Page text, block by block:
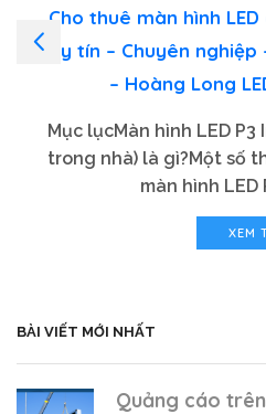
Cho thuê màn hình
Uy tín – Chuyên
– Hoàng Long
Mục lụcMàn hình LED P3
trong nhà) là gì?Một số
màn hình LED
XEM
BÀI VIẾT MỚI NHẤT
Quảng cáo